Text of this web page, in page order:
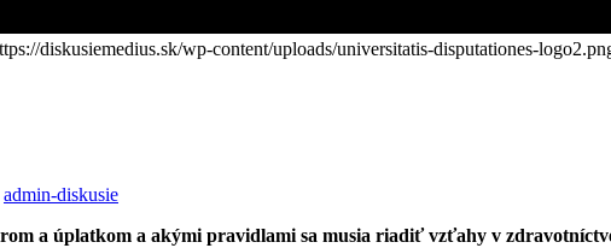
diskusiemedius.sk/wp-content/uploads/universitatis-disputationes-
admin-diskusie
a úplatkom a akými pravidlami sa musia riadiť vzťahy v